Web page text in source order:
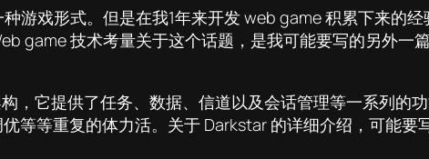
游戏形式。但是在我1年来开发 web game 积累下来的
game 技术考量关于这个话题，是我可能要写的另外一
，它提供了任务、数据、信道以及会话管理等一系列的
等等重复的体力活。关于 Darkstar 的详细介绍，可能要